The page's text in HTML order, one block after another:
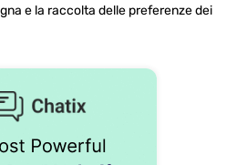
e la raccolta delle preferenze dei